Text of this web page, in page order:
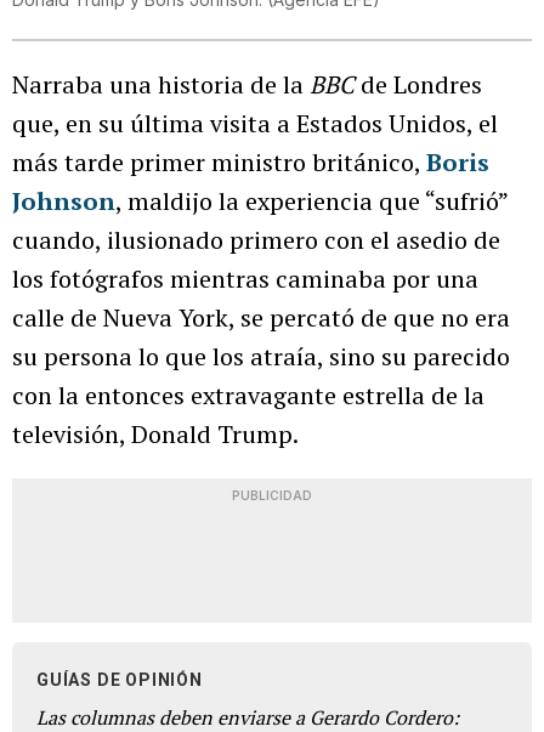
Narraba una historia de laBBCde Londres
que, en su última visita a Estados Unidos, el
más tarde primer ministro británico, Boris
Johnson, maldijo la experiencia que “sufrió”
cuando, ilusionado primero con el asedio de
los fotógrafos mientras caminaba por una
calle de Nueva York, se percató de que no era
su persona lo que los atraía, sino su parecido
con la entonces extravagante estrella de la
televisión, Donald Trump.
PUBLICIDAD
GUÍAS DE OPINIÓN
Las columnas deben enviarse a Gerardo Cordero: